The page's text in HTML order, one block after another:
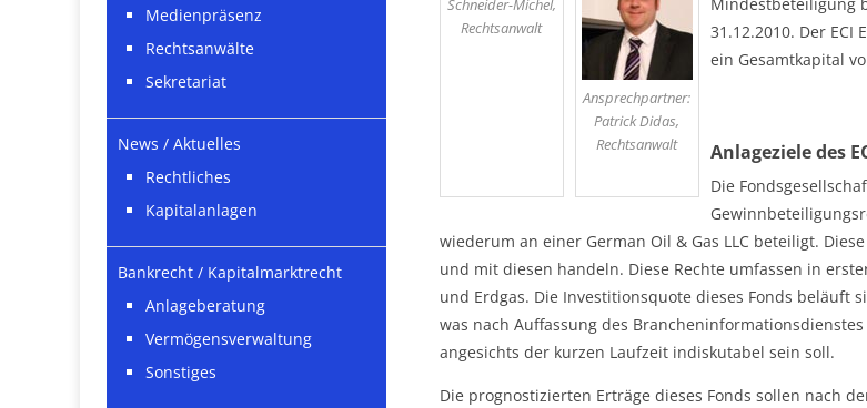
Schneider-Michel,
Rechtsanwalt
Ansprechpartner:
Patrick Didas,
Rechtsanwalt
31.12.2010. Der ECI
ein Gesamtkapital
Anlageziele des
Die
wiederum an einer German Oil & Gas LLC beteiligt.
und mit diesen handeln. Diese Rechte umfassen in
und Erdgas. Die Investitionsquote dieses Fonds beläuft
was nach Auffassung des
angesichts der kurzen Laufzeit indiskutabel sein soll.
Die prognostizierten Erträge dieses Fonds sollen nach
Medienpräsenz
Rechtsanwälte
Sekretariat
News / Aktuelles
Rechtliches
Kapitalanlagen
Bankrecht / Kapitalmarktrecht
Anlageberatung
Vermögensverwaltung
Sonstiges